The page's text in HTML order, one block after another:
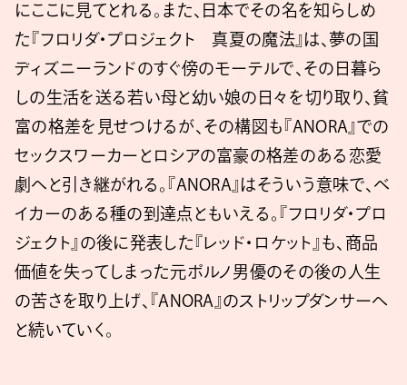
にここに見てとれる。また、日本でその名を知らしめ
た『フロリダ・プロジェクト 真夏の魔法』は、夢の国
ディズニーランドのすぐ傍のモーテルで、その日暮ら
しの生活を送る若い母と幼い娘の日々を切り取り、貧
富の格差を見せつけるが、その構図も『ANORA』での
セックスワーカーとロシアの富豪の格差のある恋愛
劇へと引き継がれる。『ANORA』はそういう意味で、ベ
イカーのある種の到達点ともいえる。『フロリダ・プロ
ジェクト』の後に発表した『レッド・ロケット』も、商品
価値を失ってしまった元ポルノ男優のその後の人生
の苦さを取り上げ、『ANORA』のストリップダンサーへ
と続いていく。